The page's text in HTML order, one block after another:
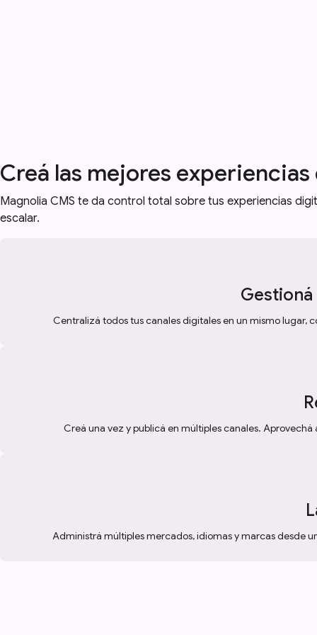
Creá las mejores
Magnolia CMS te da control total sobre tus experiencias
escalar.
Centralizá todos tus canales digitales en un mismo lugar,
Creá una vez y publicá en múltiples canales.
Administrá múltiples mercados, idiomas y marcas desde